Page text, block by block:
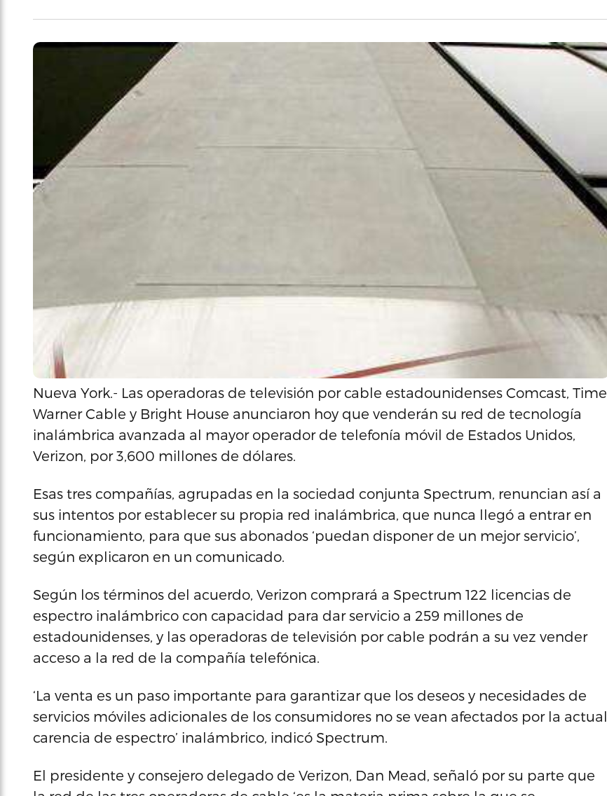
Nueva York.- Las operadoras de televisión por cable estadounidenses Comcast, Time
Warner Cable y Bright House anunciaron hoy que venderán su red de tecnología
inalámbrica avanzada al mayor operador de telefonía móvil de Estados Unidos,
Verizon, por 3,600 millones de dólares.
Esas tres compañías, agrupadas en la sociedad conjunta Spectrum, renuncian así a
sus intentos por establecer su propia red inalámbrica, que nunca llegó a entrar en
funcionamiento, para que sus abonados ‘puedan disponer de un mejor servicio’,
según explicaron en un comunicado.
Según los términos del acuerdo, Verizon comprará a Spectrum 122 licencias de
espectro inalámbrico con capacidad para dar servicio a 259 millones de
estadounidenses, y las operadoras de televisión por cable podrán a su vez vender
acceso a la red de la compañía telefónica.
‘La venta es un paso importante para garantizar que los deseos y necesidades de
servicios móviles adicionales de los consumidores no se vean afectados por la actual
carencia de espectro’ inalámbrico, indicó Spectrum.
El presidente y consejero delegado de Verizon, Dan Mead, señaló por su parte que